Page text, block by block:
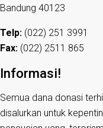
Bandung 40123
Telp: (022) 251 3991
Fax: (022) 2511 865
Informasi!
Semua dana donasi
disalurkan untuk